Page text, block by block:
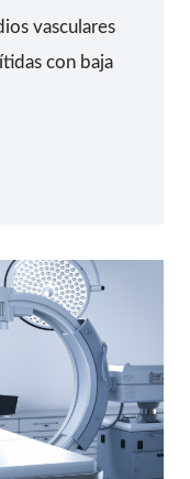
vasculares
con baja